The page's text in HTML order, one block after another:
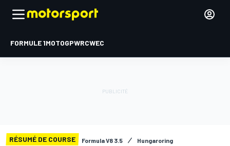
FORMULE 1MOTOGPWRCWEC
RÉSUMÉ DE COURSE Formula V8 3.5 Hungaroring